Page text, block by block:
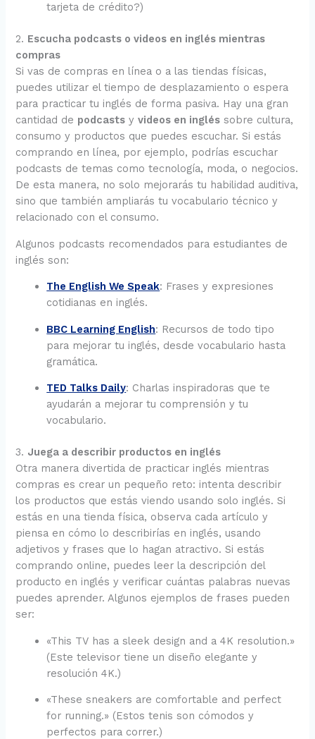
tarjeta de crédito?)
2. Escucha podcasts o videos en inglés mientras
compras
Si vas de compras en línea o a las tiendas físicas,
puedes utilizar el tiempo de desplazamiento o espera
para practicar tu inglés de forma pasiva. Hay una gran
cantidad de podcasts yvideos en inglés sobre cultura,
consumo y productos que puedes escuchar. Si estás
comprando en línea, por ejemplo, podrías escuchar
podcasts de temas como tecnología, moda, o negocios.
De esta manera, no solo mejorarás tu habilidad auditiva,
sino que también ampliarás tu vocabulario técnico y
relacionado con el consumo.
Algunos podcasts recomendados para estudiantes de
inglés son:
The English We Speak: Frases y expresiones
cotidianas en inglés.
BBC Learning English: Recursos de todo tipo
para mejorar tu inglés, desde vocabulario hasta
gramática.
TED Talks Daily: Charlas inspiradoras que te
ayudarán a mejorar tu comprensión y tu
vocabulario.
3. Juega a describir productos en inglés
Otra manera divertida de practicar inglés mientras
compras es crear un pequeño reto: intenta describir
los productos que estás viendo usando solo inglés. Si
estás en una tienda física, observa cada artículo y
piensa en cómo lo describirías en inglés, usando
adjetivos y frases que lo hagan atractivo. Si estás
comprando online, puedes leer la descripción del
producto en inglés y verificar cuántas palabras nuevas
puedes aprender. Algunos ejemplos de frases pueden
ser:
«This TV has a sleek design and a 4K resolution.»
(Este televisor tiene un diseño elegante y
resolución 4K.)
«These sneakers are comfortable and perfect
for running.» (Estos tenis son cómodos y
perfectos para correr.)